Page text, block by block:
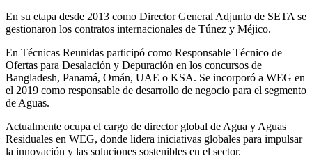
En su etapa desde 2013 como Director General Adjunto de SETA se
gestionaron los contratos internacionales de Túnez y Méjico.
En Técnicas Reunidas participó como Responsable Técnico de
Ofertas para Desalación y Depuración en los concursos de
Bangladesh, Panamá, Omán, UAE o KSA. Se incorporó a WEG en
el 2019 como responsable de desarrollo de negocio para el segmento
de Aguas.
Actualmente ocupa el cargo de director global de Agua y Aguas
Residuales en WEG, donde lidera iniciativas globales para impulsar
la innovación y las soluciones sostenibles en el sector.